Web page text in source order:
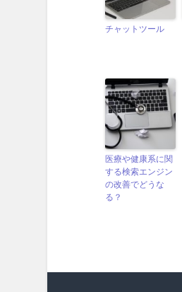
チャットツール
医療や健康系に関
する検索エンジン
の改善でどうな
る？